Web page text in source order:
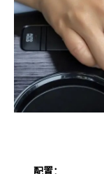
配置：